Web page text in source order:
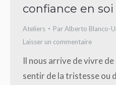
confiance en soi
Ateliers ParAlberto Blanco-
Laisser un commentaire
Il nous arrive de vivre
sentir de la tristesse ou